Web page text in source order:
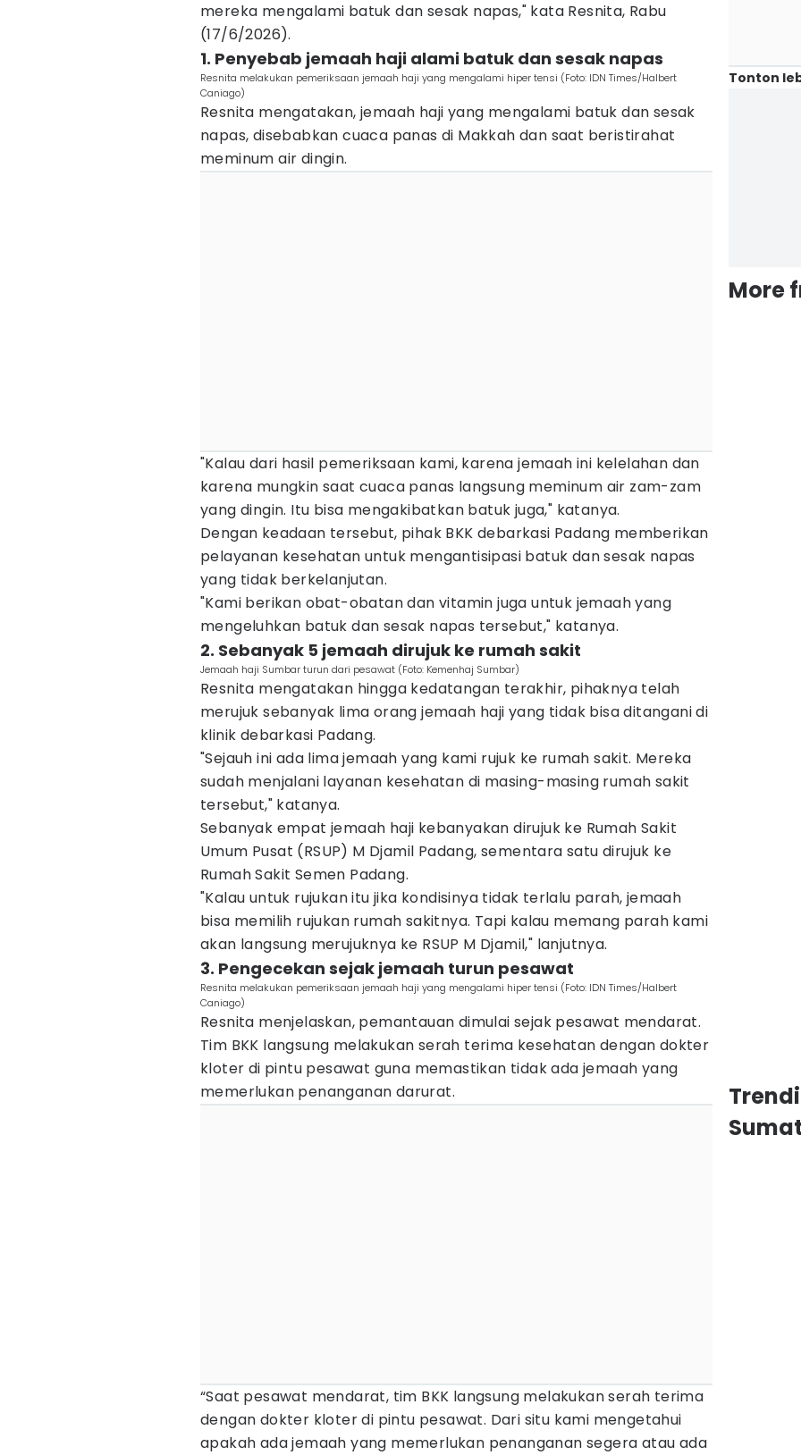
mereka mengalami batuk dan sesak napas," kata Resnita, Rabu
(17/6/2026).
1. Penyebab jemaah haji alami batuk dan sesak napas
Resnita melakukan pemeriksaan jemaah haji yang mengalami hiper tensi (Foto: IDN Times/Halbert
Caniago)
Resnita mengatakan, jemaah haji yang mengalami batuk dan sesak
napas, disebabkan cuaca panas di Makkah dan saat beristirahat
meminum air dingin.
"Kalau dari hasil pemeriksaan kami, karena jemaah ini kelelahan dan
karena mungkin saat cuaca panas langsung meminum air zam-zam
yang dingin. Itu bisa mengakibatkan batuk juga," katanya.
Dengan keadaan tersebut, pihak BKK debarkasi Padang memberikan
pelayanan kesehatan untuk mengantisipasi batuk dan sesak napas
yang tidak berkelanjutan.
"Kami berikan obat-obatan dan vitamin juga untuk jemaah yang
mengeluhkan batuk dan sesak napas tersebut," katanya.
2. Sebanyak 5 jemaah dirujuk ke rumah sakit
Jemaah haji Sumbar turun dari pesawat (Foto: Kemenhaj Sumbar)
Resnita mengatakan hingga kedatangan terakhir, pihaknya telah
merujuk sebanyak lima orang jemaah haji yang tidak bisa ditangani di
klinik debarkasi Padang.
"Sejauh ini ada lima jemaah yang kami rujuk ke rumah sakit. Mereka
sudah menjalani layanan kesehatan di masing-masing rumah sakit
tersebut," katanya.
Sebanyak empat jemaah haji kebanyakan dirujuk ke Rumah Sakit
Umum Pusat (RSUP) M Djamil Padang, sementara satu dirujuk ke
Rumah Sakit Semen Padang.
"Kalau untuk rujukan itu jika kondisinya tidak terlalu parah, jemaah
bisa memilih rujukan rumah sakitnya. Tapi kalau memang parah kami
akan langsung merujuknya ke RSUP M Djamil," lanjutnya.
3. Pengecekan sejak jemaah turun pesawat
Resnita melakukan pemeriksaan jemaah haji yang mengalami hiper tensi (Foto: IDN Times/Halbert
Caniago)
Resnita menjelaskan, pemantauan dimulai sejak pesawat mendarat.
Tim BKK langsung melakukan serah terima kesehatan dengan dokter
kloter di pintu pesawat guna memastikan tidak ada jemaah yang
memerlukan penanganan darurat.
“Saat pesawat mendarat, tim BKK langsung melakukan serah terima
dengan dokter kloter di pintu pesawat. Dari situ kami mengetahui
apakah ada jemaah yang memerlukan penanganan segera atau ada
Tonton
More